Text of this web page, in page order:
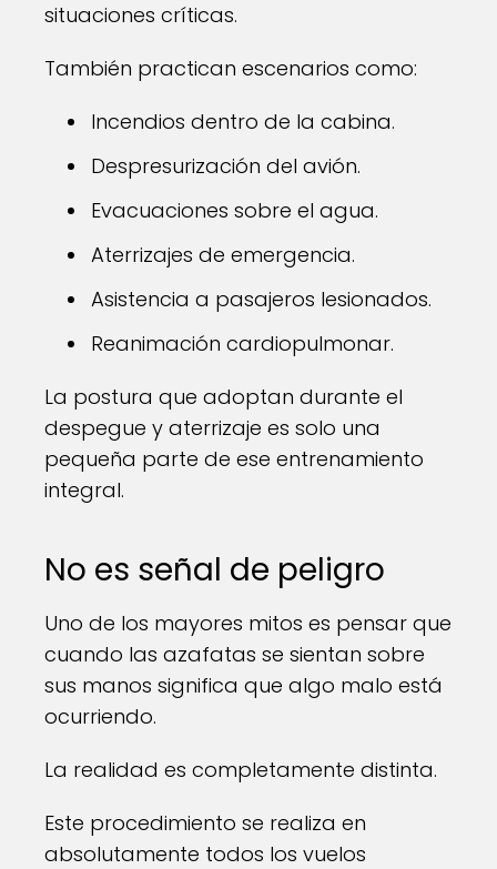
situaciones críticas.
También practican escenarios como:
Incendios dentro de la cabina.
Despresurización del avión.
Evacuaciones sobre el agua.
Aterrizajes de emergencia.
Asistencia a pasajeros lesionados.
Reanimación cardiopulmonar.
La postura que adoptan durante el
despegue y aterrizaje es solo una
pequeña parte de ese entrenamiento
integral.
No es señal de peligro
Uno de los mayores mitos es pensar que
cuando las azafatas se sientan sobre
sus manos significa que algo malo está
ocurriendo.
La realidad es completamente distinta.
Este procedimiento se realiza en
absolutamente todos los vuelos